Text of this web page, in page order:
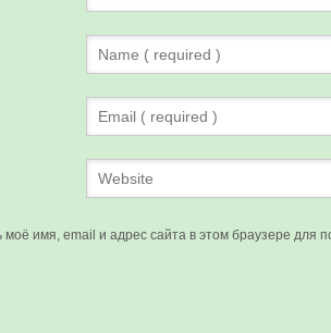
моё имя, email и адрес сайта в этом браузере для